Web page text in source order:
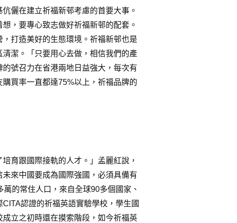
儷在建立祈福新邨考慮的首要大事。
，要專心致志做好祈福新邨的配套。
打造美好的生態環境。祈福新邨也是
潔。「只要用心去做，相信我們的產
號召力在省港兩地日益強大，每次有
購買率一直都達75%以上，祈福品牌的
育跟國際接軌的人才。」孟麗紅說，
來中國要成為國際強國，必須具備有
萬的常住人口，來自全球90多個國家、
CITA認證的祈福英語實驗學校，學生國
立之初時還在摸索階段，如今祈福英